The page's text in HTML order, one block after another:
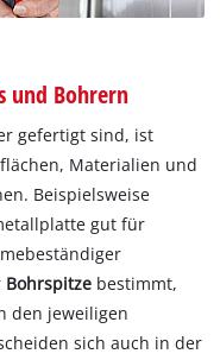
und Bohrern
gefertigt sind, ist
Materialien und
Beispielsweise
gut für
Bohrspitze bestimmt,
den jeweiligen
sich auch in der